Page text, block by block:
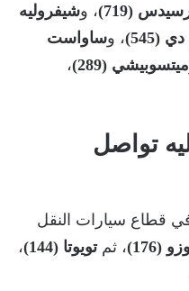
(719) ، وشيفروليه
(545) ، وساواست
ميتسوبيشي (289)
،
تواصل
في قطاع سيارات النقل
(176) ، ثمتويوتا (144)
،